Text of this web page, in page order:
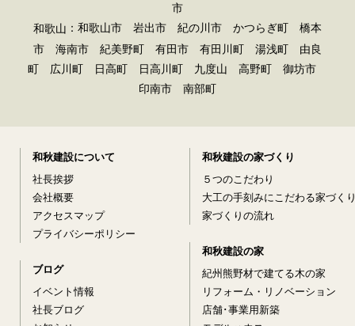
市
和歌山 ：和歌山市 岩出市 紀の川市 かつらぎ町 橋本
市 海南市 紀美野町 有田市 有田川町 湯浅町 由良
町 広川町 日高町 日高川町 九度山 高野町 御坊市
印南市 南部町
和秋建設について
社長挨拶
会社概要
アクセスマップ
プライバシーポリシー
ブログ
イベント情報
社長ブログ
和秋建設の家づくり
５つのこだわり
大工の手刻みにこだわる家づく
家づくりの流れ
和秋建設の家
紀州熊野材で建てる木の家
リフォーム・リノベーション
店舗･事業用新築